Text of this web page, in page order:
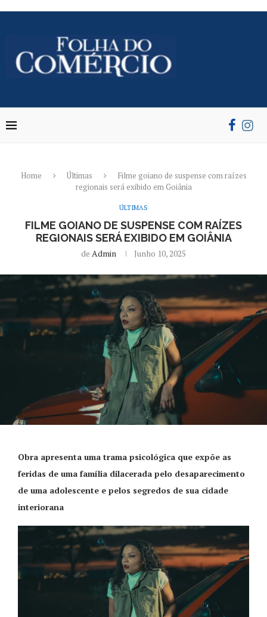
Home Últimas
Filme goiano de suspense com raízes
regionais será exibido em Goiânia
ÚLTIMAS
FILME GOIANO DE SUSPENSE COM RAÍZES
REGIONAIS SERÁ EXIBIDO EM GOIÂNIA
de Admin Junho 10, 2025
Obra apresenta uma trama psicológica que expõe as
feridas de uma família dilacerada pelo desaparecimento
de uma adolescente e pelos segredos de sua cidade
interiorana